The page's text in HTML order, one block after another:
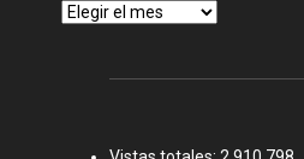
Archivos